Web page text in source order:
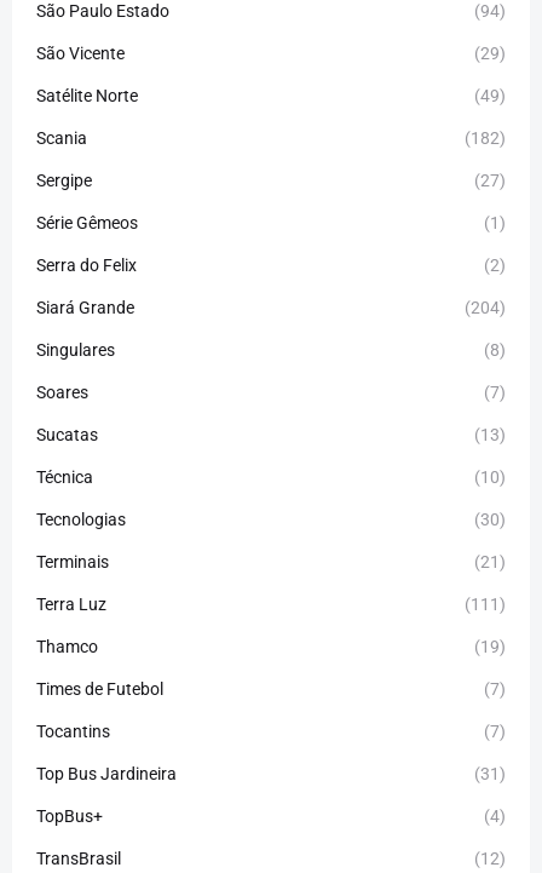
São Paulo Estado (94)
São Vicente (29)
Satélite Norte (49)
Scania (182)
Sergipe (27)
Série Gêmeos (1)
Serra do Felix (2)
Siará Grande (204)
Singulares (8)
Soares (7)
Sucatas (13)
Técnica (10)
Tecnologias (30)
Terminais (21)
Terra Luz (111)
Thamco (19)
Times de Futebol (7)
Tocantins (7)
Top Bus Jardineira (31)
TopBus+ (4)
TransBrasil (12)